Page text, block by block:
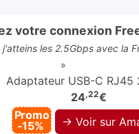
votre connexion
j'atteins les 2.5Gbps avec la
»
Adaptateur USB-C RJ45
24,22€
Promo
-15%
→ Voir sur